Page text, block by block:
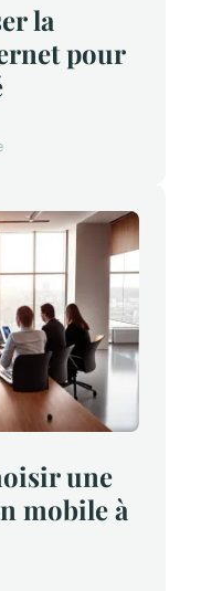
la
pour
une
mobile à